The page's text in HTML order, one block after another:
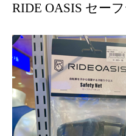
RIDE OASIS セー